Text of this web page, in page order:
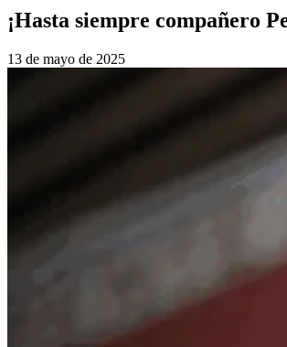
¡Hasta siempre compañero
13 de mayo de 2025